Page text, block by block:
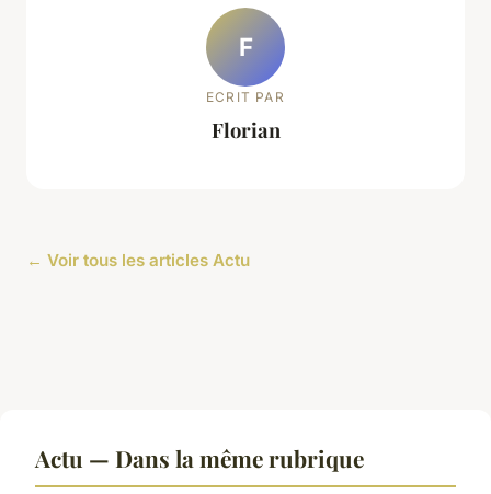
F
ECRIT PAR
Florian
← Voir tous les articles Actu
Actu — Dans la même rubrique